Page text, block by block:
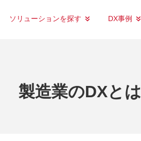
ソリューションを探す DX事例
製造業のDXとは